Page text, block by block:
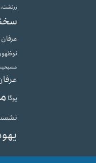
زرتشت،
عرفان
یوگا